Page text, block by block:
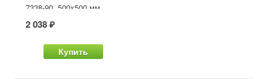
7338-90, 500x500 мм
2 038 ₽
Купить